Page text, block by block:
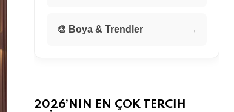
🎨 Boya & Trendler →
2026’NIN EN ÇOK TERCIH